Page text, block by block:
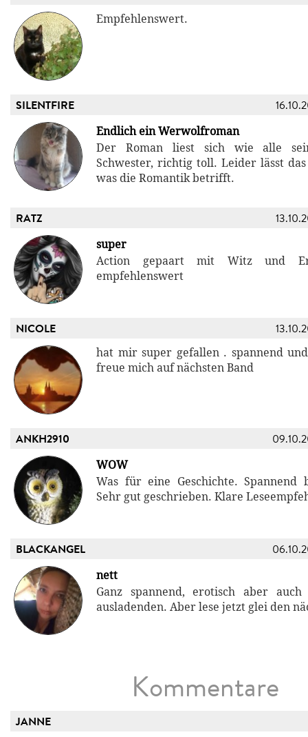
Empfehlenswert.
SILENTFIRE
Endlich ein Werwolfroman
Der Roman liest sich wie alle
Schwester, richtig toll. Leider lässt
was die Romantik betrifft.
RATZ
super
Action gepaart mit Witz und
empfehlenswert
NICOLE
hat mir super gefallen . spannend
freue mich auf nächsten Band
ANKH2910
WOW
Was für eine Geschichte. Spannend
Sehr gut geschrieben. Klare
BLACKANGEL
nett
Ganz spannend, erotisch aber
ausladenden. Aber lese jetzt glei den
Kommentare
JANNE